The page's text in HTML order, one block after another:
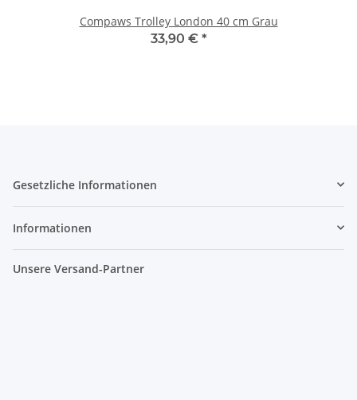
Compaws Trolley London 40 cm Grau
33,90 € *
Gesetzliche Informationen
Informationen
Unsere Versand-Partner